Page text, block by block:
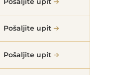
Pošaljite upit
Pošaljite upit